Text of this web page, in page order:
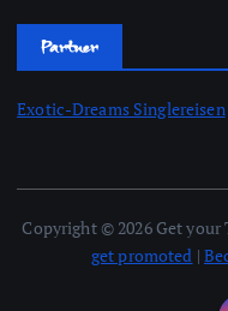
Partner
Exotic-Dreams Singlereisen
Copyright © 2026 Get
get promoted |